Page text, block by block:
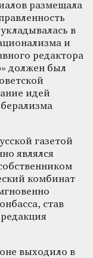
размещала
в
и
редактора
должен был
идей
газетой
являлся
комбинат
став
выходило в